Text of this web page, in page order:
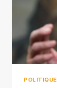
POLITIQUE